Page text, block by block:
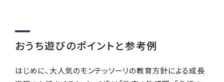
おうち遊びのポイントと参考例
はじめに、大人気のモンテッソーリの教育方針による成長